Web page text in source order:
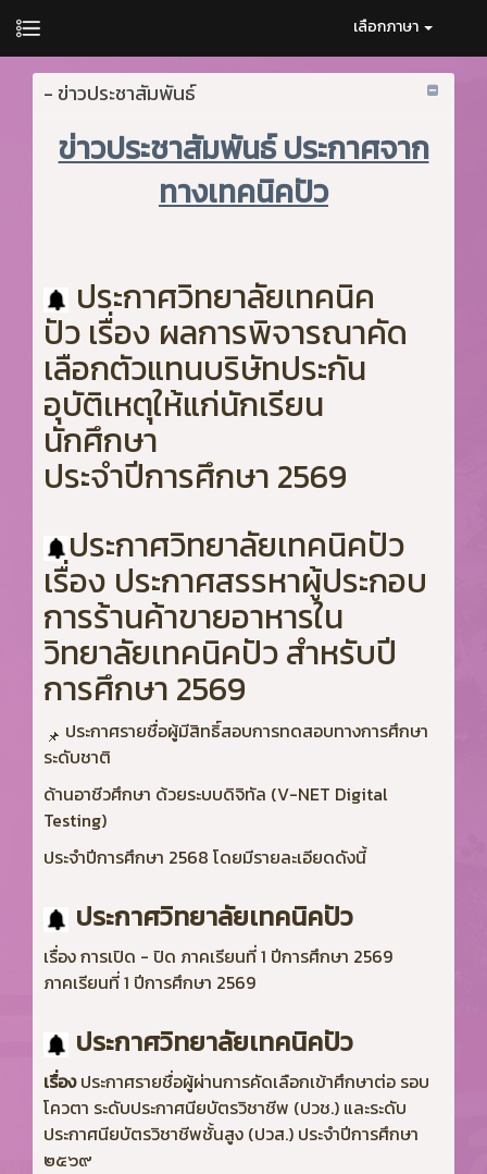
เลือกภาษา
- ข่าวประชาสัมพันธ์
ข่าวประชาสัมพันธ์ ประกาศจาก
ทางเทคนิคปัว
ประกาศวิทยาลัยเทคนิค
ปัว เรื่อง ผลการพิจารณาคัด
เลือกตัวแทนบริษัทประกัน
อุบัติเหตุให้แก่นักเรียน
นักศึกษา
ประจำปีการศึกษา 2569
ประกาศวิทยาลัยเทคนิคปัว
เรื่อง ประกาศสรรหาผู้ประกอบ
การร้านค้าขายอาหารใน
วิทยาลัยเทคนิคปัวสำหรับปี
การศึกษา 2569
ประกาศรายชื่อผู้มีสิทธิ์สอบการทดสอบทางการศึกษา
ระดับชาติ
ด้านอาชีวศึกษา ด้วยระบบดิจิทัล (V-NET Digital
Testing)
ประจำปีการศึกษา 2568 โดยมีรายละเอียดดังนี้
ประกาศวิทยาลัยเทคนิคปัว
เรื่อง การเปิด - ปิด ภาคเรียนที่ 1 ปีการศึกษา 2569
ภาคเรียนที่ 1 ปีการศึกษา 2569
ประกาศวิทยาลัยเทคนิคปัว
เรื่องประกาศรายชื่อผู้ผ่านการคัดเลือกเข้าศึกษาต่อ รอบ
โควตา ระดับประกาศนียบัตรวิชาชีพ (ปวช.) และระดับ
ประกาศนียบัตรวิชาชีพชั้นสูง (ปวส.) ประจำปีการศึกษา
๒๕๖๙